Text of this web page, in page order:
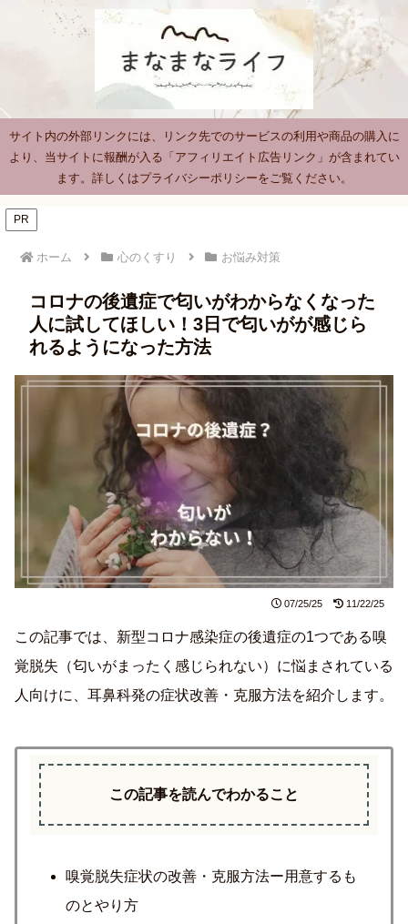
サイト内の外部リンクには、リンク先でのサービスの利用や商品の購入に
より、当サイトに報酬が入る「アフィリエイト広告リンク」が含まれてい
ます。詳しくはプライバシーポリシーをご覧ください。
PR
ホーム 心のくすり お悩み対策
コロナの後遺症で匂いがわからなくなった
人に試してほしい！3日で匂いがが感じら
れるようになった方法
07/25/25 11/22/25
この記事では、新型コロナ感染症の後遺症の1つである嗅
覚脱失（匂いがまったく感じられない）に悩まされている
人向けに、耳鼻科発の症状改善・克服方法を紹介します。
この記事を読んでわかること
嗅覚脱失症状の改善・克服方法ー用意するも
のとやり方